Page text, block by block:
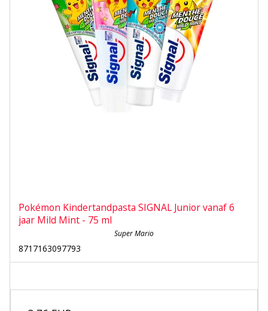
Pokémon Kindertandpasta SIGNAL Junior vanaf 6
jaar Mild Mint - 75 ml
Super Mario
8717163097793